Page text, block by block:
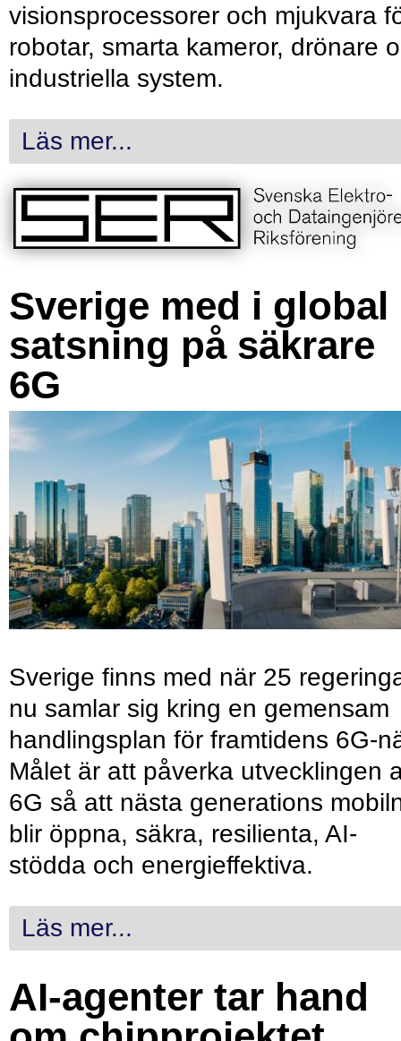
visionsprocessorer och mjukvara
robotar, smarta kameror, drönare
industriella system.
Läs mer...
Sverige med i global
satsning på säkrare
6G
Sverige finns med när 25
nu samlar sig kring en gemensam
handlingsplan för framtidens 6G-
Målet är att påverka utvecklingen
6G så att nästa generations
blir öppna, säkra, resilienta, AI-
stödda och energieffektiva.
Läs mer...
AI-agenter tar hand